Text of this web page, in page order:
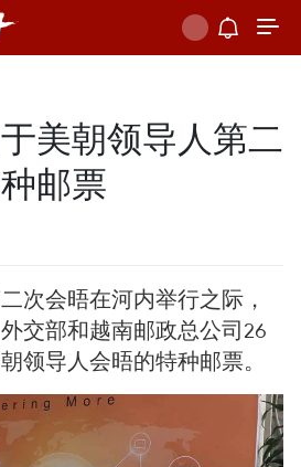
美朝领导人第二
邮票
次会晤在河内举行之际，
交部和越南邮政总公司26
领导人会晤的特种邮票。